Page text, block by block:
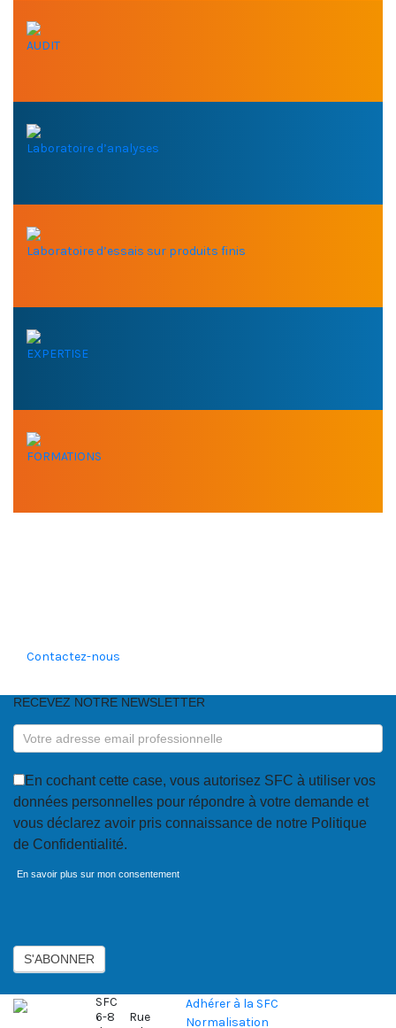
AUDIT
Laboratoire d’analyses
Laboratoire d’essais sur produits finis
EXPERTISE
FORMATIONS
Contactez-nous
RECEVEZ
NOTRE
NEWSLETTER
RECEVEZ NOTRE NEWSLETTER
En cochant cette case, vous autorisez SFC à utiliser vos
données personnelles pour répondre à votre demande et
vous déclarez avoir pris connaissance de notre Politique
de Confidentialité.
En savoir plus sur mon consentement
S'ABONNER
SFC
6-8 Rue
Adhérer à la SFC
Normalisation